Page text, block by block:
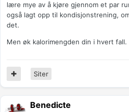
lære mye av å kjøre gjennom et par
også lagt opp til kondisjonstrening,
det.
Men øk kalorimengden din i hvert fall.
Siter
Benedicte